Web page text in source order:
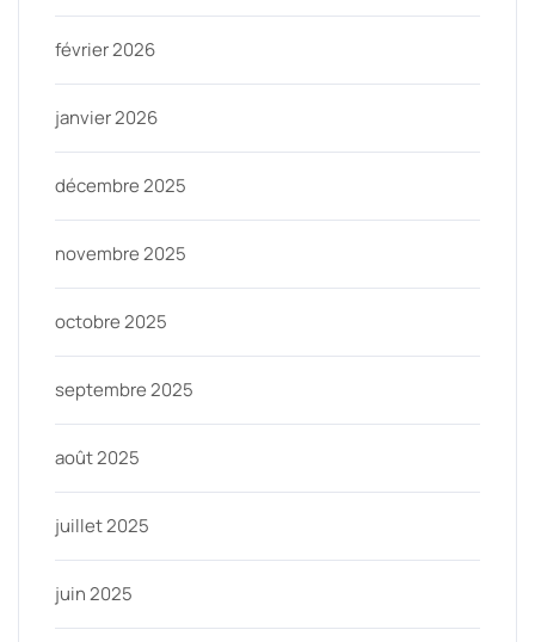
février 2026
janvier 2026
décembre 2025
novembre 2025
octobre 2025
septembre 2025
août 2025
juillet 2025
juin 2025